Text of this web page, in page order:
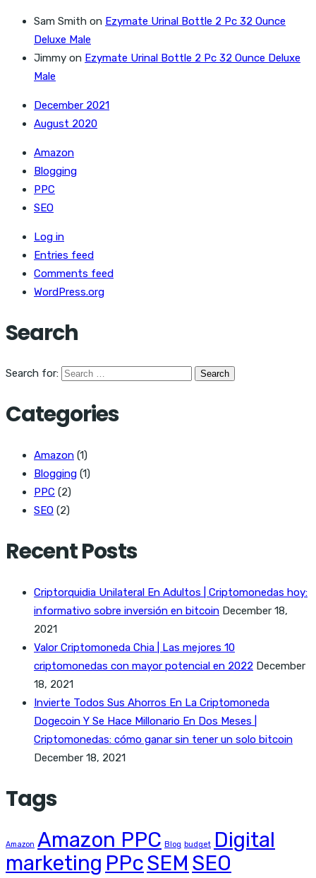
Sam Smith on Ezymate Urinal Bottle 2 Pc 32 Ounce
Deluxe Male
Jimmy on Ezymate Urinal Bottle 2 Pc 32 Ounce Deluxe
Male
December 2021
August 2020
Amazon
Blogging
PPC
SEO
Log in
Entries feed
Comments feed
WordPress.org
Search
Search for:
Categories
Amazon (1)
Blogging (1)
PPC (2)
SEO (2)
Recent Posts
Criptorquidia Unilateral En Adultos | Criptomonedas hoy:
informativo sobre inversión en bitcoin December 18,
2021
Valor Criptomoneda Chia | Las mejores 10
criptomonedas con mayor potencial en 2022 December
18, 2021
Invierte Todos Sus Ahorros En La Criptomoneda
Dogecoin Y Se Hace Millonario En Dos Meses |
Criptomonedas: cómo ganar sin tener un solo bitcoin
December 18, 2021
Tags
Amazon Amazon PPC Blog budget Digital
marketing PPcSEM SEO